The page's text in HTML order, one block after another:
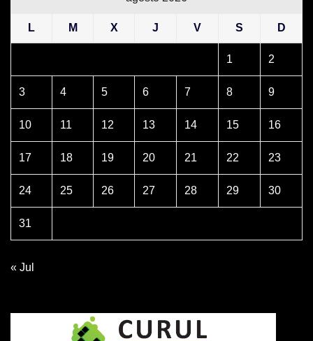
L M X J V S D
1 2
3 4 5 6 7 8 9
10 11 12 13 14 15 16
17 18 19 20 21 22 23
24 25 26 27 28 29 30
31
« Jul